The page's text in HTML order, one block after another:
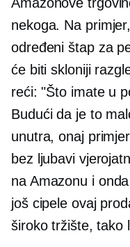
nekoga. Na
određeni štap za
će biti skloniji
reći: "Što imate u
Budući da je to
unutra, onaj
bez ljubavi
na Amazonu i
još cipele ovaj
široko tržište, tako